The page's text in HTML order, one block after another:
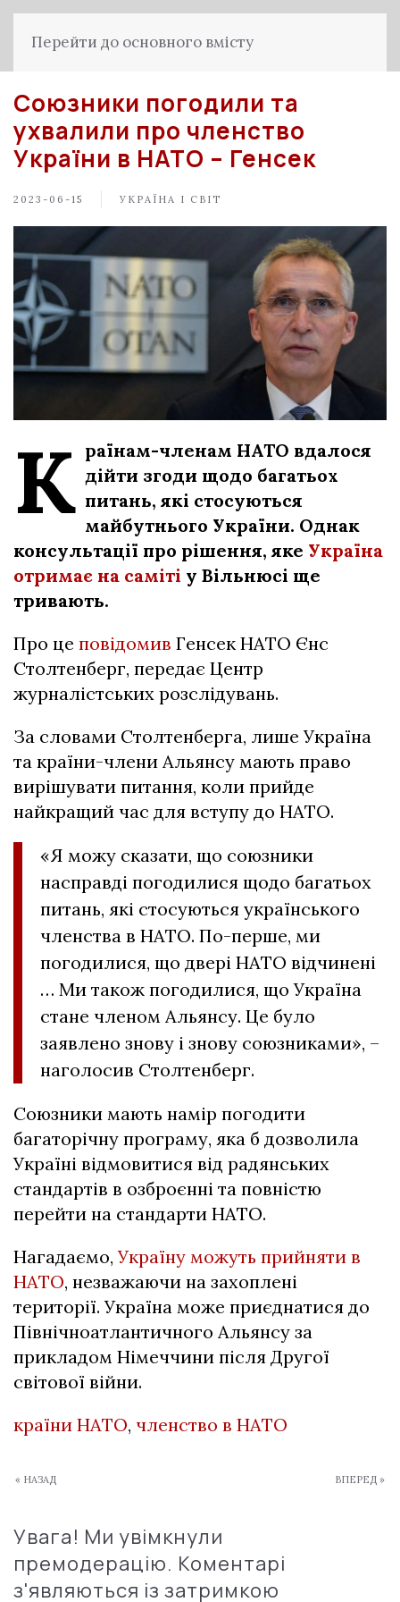
Перейти до основного вмісту
Союзники погодили та
ухвалили про членство
України в НАТО – Генсек
2023-06-15 УКРАЇНА І СВІТ
К раїнам-членам НАТО вдалося
дійти згоди щодо багатьох
питань, які стосуються
майбутнього України. Однак
консультації про рішення, яке Україна
отримає на саміті у Вільнюсі ще
тривають.
Про це повідомив Генсек НАТО Єнс
Столтенберг, передає Центр
журналістських розслідувань.
За словами Столтенберга, лише Україна
та країни-члени Альянсу мають право
вирішувати питання, коли прийде
найкращий час для вступу до НАТО.
«Я можу сказати, що союзники
насправді погодилися щодо багатьох
питань, які стосуються українського
членства в НАТО. По-перше, ми
погодилися, що двері НАТО відчинені
… Ми також погодилися, що Україна
стане членом Альянсу. Це було
заявлено знову і знову союзниками», –
наголосив Столтенберг.
Союзники мають намір погодити
багаторічну програму, яка б дозволила
Україні відмовитися від радянських
стандартів в озброєнні та повністю
перейти на стандарти НАТО.
Нагадаємо,Україну можуть прийняти в
НАТО, незважаючи на захоплені
території. Україна може приєднатися до
Північноатлантичного Альянсу за
прикладом Німеччини після Другої
світової війни.
країни НАТО, членство в НАТО
« НАЗАД ВПЕРЕД »
Увага! Ми увімкнули
премодерацію. Коментарі
з'являються із затримкою